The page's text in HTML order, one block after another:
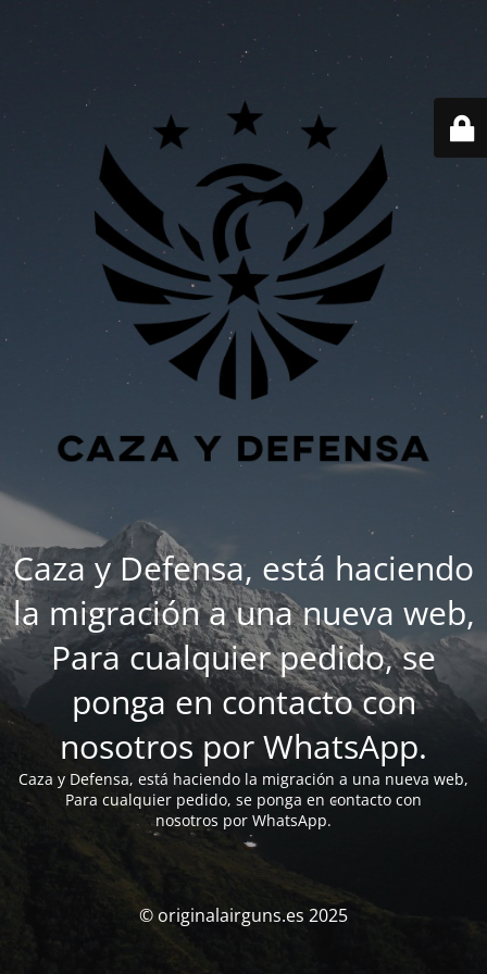
Caza y Defensa, está haciendo
la migración a una nueva web,
Para cualquier pedido, se
ponga en contacto con
nosotros por WhatsApp.
Caza y Defensa, está haciendo la migración a una nueva web,
Para cualquier pedido, se ponga en contacto con
nosotros por WhatsApp.
© originalairguns.es 2025